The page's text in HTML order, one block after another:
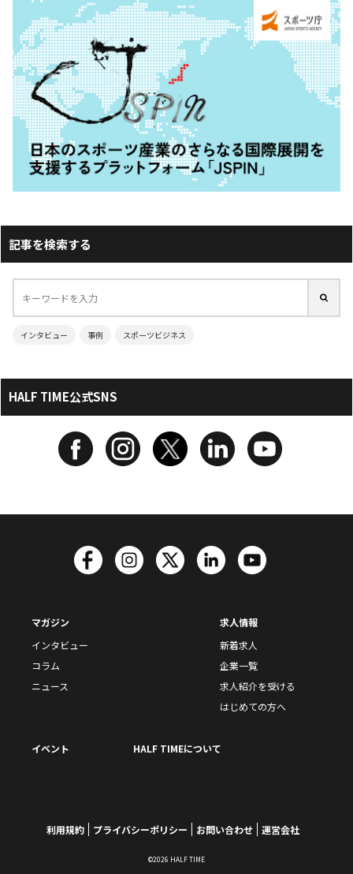
記事を検索する
インタビュー 事例 スポーツビジネス
HALF TIME公式SNS
マガジン
インタビュー
コラム
ニュース
求人情報
新着求人
企業一覧
求人紹介を受ける
はじめての方へ
イベント HALF TIMEについて
利用規約 プライバシーポリシー お問い合わせ 運営会社
©2026 HALF TIME